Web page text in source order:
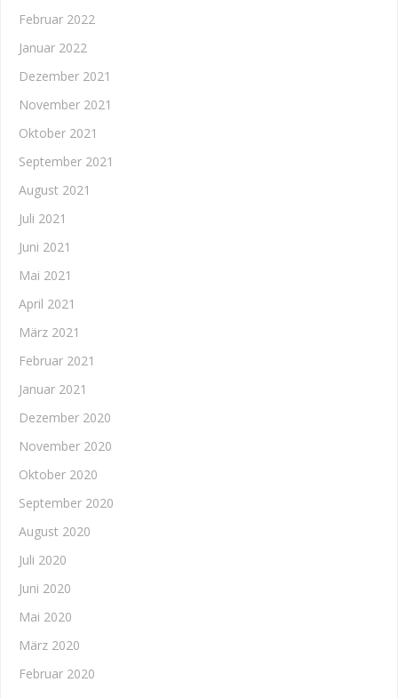
Februar 2022
Januar 2022
Dezember 2021
November 2021
Oktober 2021
September 2021
August 2021
Juli 2021
Juni 2021
Mai 2021
April 2021
März 2021
Februar 2021
Januar 2021
Dezember 2020
November 2020
Oktober 2020
September 2020
August 2020
Juli 2020
Juni 2020
Mai 2020
März 2020
Februar 2020